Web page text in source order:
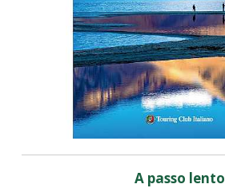
A passo lento